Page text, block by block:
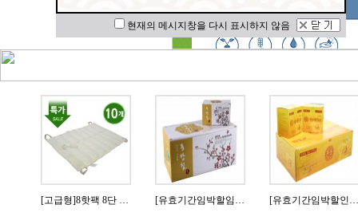
[고급형]8핫팩 8단 10개 [유효기간임박할임](일회용침)동방스프링침 블리스터포장 1000쌈(굵기0.18mm) [유효기간임박할인](일회용침)행림침 스프링1000쌈(1박스- 0.30*60mm)
현재의 메시지창을 다시 표시하지 않음